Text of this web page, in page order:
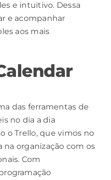
e intuitivo. Dessa
e acompanhar
aos mais
das ferramentas de
no dia a dia
o Trello, que vimos no
na organização com os
Com